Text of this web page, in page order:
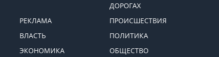
ДОРОГАХ
РЕКЛАМА
ПРОИСШЕСТВИЯ
ВЛАСТЬ
ПОЛИТИКА
ЭКОНОМИКА
ОБЩЕСТВО